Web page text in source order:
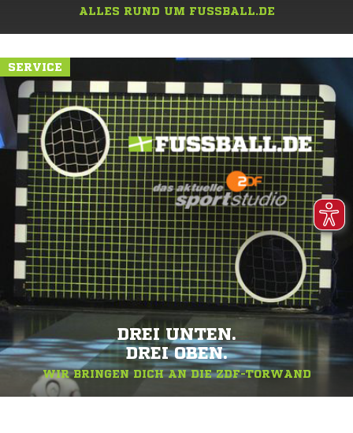
ALLES RUND UM FUSSBALL.DE
SERVICE
DREI UNTEN.
DREI OBEN.
WIR BRINGEN DICH AN DIE ZDF-TORWAND